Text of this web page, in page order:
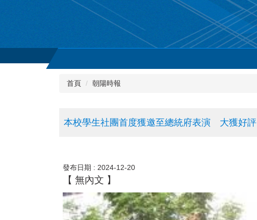
首頁 朝陽時報
本校學生社團首度獲邀至總統府表演 大獲好評
發布日期 : 2024-12-20
【 無內文 】